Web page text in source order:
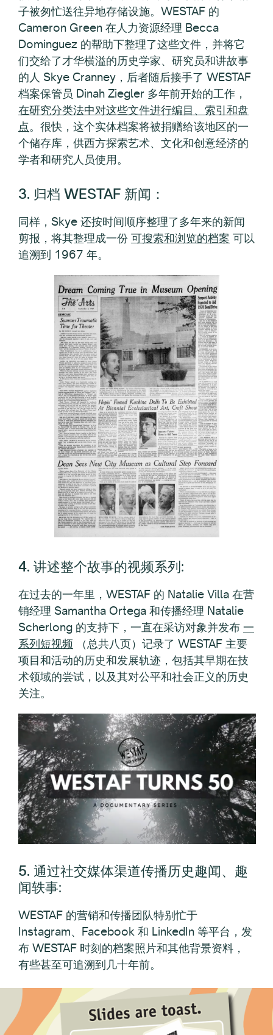
子被匆忙送往异地存储设施。WESTAF 的
Cameron Green 在人力资源经理 Becca
Dominguez 的帮助下整理了这些文件，并将它
们交给了才华横溢的历史学家、研究员和讲故事
的人 Skye Cranney，后者随后接手了 WESTAF
档案保管员 Dinah Ziegler 多年前开始的工作，
在研究分类法中对这些文件进行编目、索引和盘
点。很快，这个实体档案将被捐赠给该地区的一
个储存库，供西方探索艺术、文化和创意经济的
学者和研究人员使用。
3. 归档 WESTAF 新闻：
同样，Skye 还按时间顺序整理了多年来的新闻
剪报，将其整理成一份 可搜索和浏览的档案 可以
追溯到 1967 年。
4. 讲述整个故事的视频系列:
在过去的一年里，WESTAF 的 Natalie Villa 在营
销经理 Samantha Ortega 和传播经理 Natalie
Scherlong 的支持下，一直在采访对象并发布 一
系列短视频 （总共八页）记录了 WESTAF 主要
项目和活动的历史和发展轨迹，包括其早期在技
术领域的尝试，以及其对公平和社会正义的历史
关注。
5. 通过社交媒体渠道传播历史趣闻、趣
闻轶事:
WESTAF 的营销和传播团队特别忙于
Instagram、Facebook 和 LinkedIn 等平台，发
布 WESTAF 时刻的档案照片和其他背景资料，
有些甚至可追溯到几十年前。